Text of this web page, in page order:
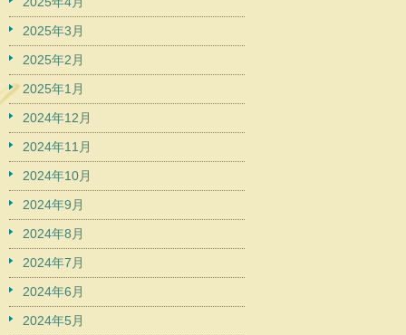
2025年3月
2025年2月
2025年1月
2024年12月
2024年11月
2024年10月
2024年9月
2024年8月
2024年7月
2024年6月
2024年5月